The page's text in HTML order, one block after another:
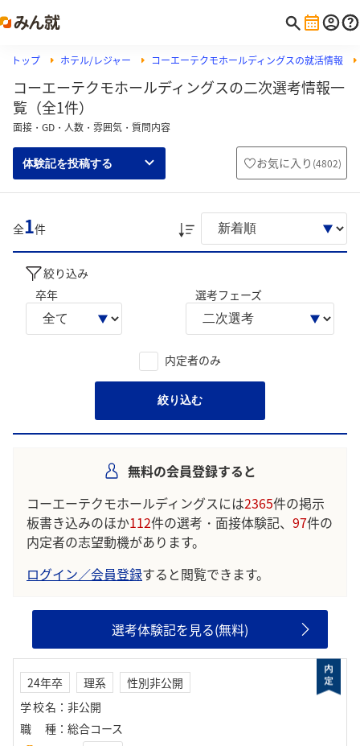
トップ ホテル/レジャー コーエーテクモホールディングスの就活情報
コーエーテクモホールディングスの二次選考情報一
覧（全1件）
面接・GD・人数・雰囲気・質問内容
体験記を投稿する お気に入り (4802)
全1件
絞り込み
卒年
選考フェーズ
内定者のみ
絞り込む
無料の会員登録すると
コーエーテクモホールディングスには2365件の掲示
板書き込みのほか112件の選考・面接体験記、 97件の
内定者の志望動機があります。
ログイン／会員登録すると閲覧できます。
選考体験記を見る(無料)
24年卒 理系
性別非公開
学校名 ： 非公開
職種 ： 総合コース